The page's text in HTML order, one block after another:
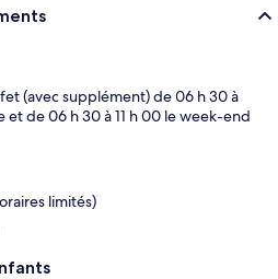
(avec supplément) de 06 h 30 à
et de 06 h 30 à 11 h 00 le week-end
limités)